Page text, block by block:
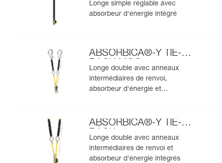
Longe simple réglable avec
absorbeur d'énergie intégré
ABSORBICA®-Y TIE-
BACK MGO
Longe double avec anneaux
intermédiaires de renvoi,
absorbeur d'énergie et
ABSORBICA®-Y TIE-
BACK
Longe double avec anneaux
intermédiaires de renvoi et
absorbeur d'énergie intégrés